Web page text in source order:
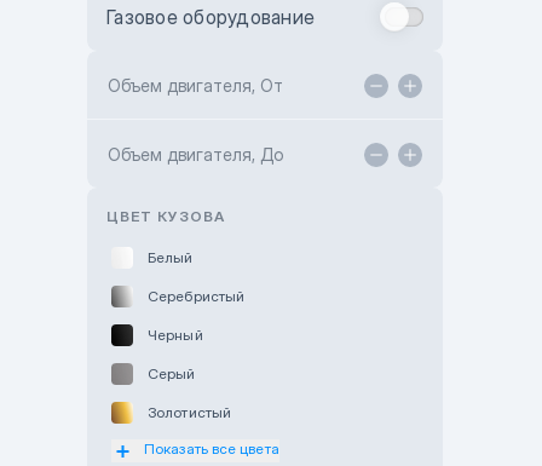
Toyota Kokshetau
Hyundai ShymCity
Газовое оборудование
Объем двигателя, От
Объем двигателя, До
ЦВЕТ КУЗОВА
Белый
Серебристый
Черный
Серый
Золотистый
Оранжевый
Показать все цвета